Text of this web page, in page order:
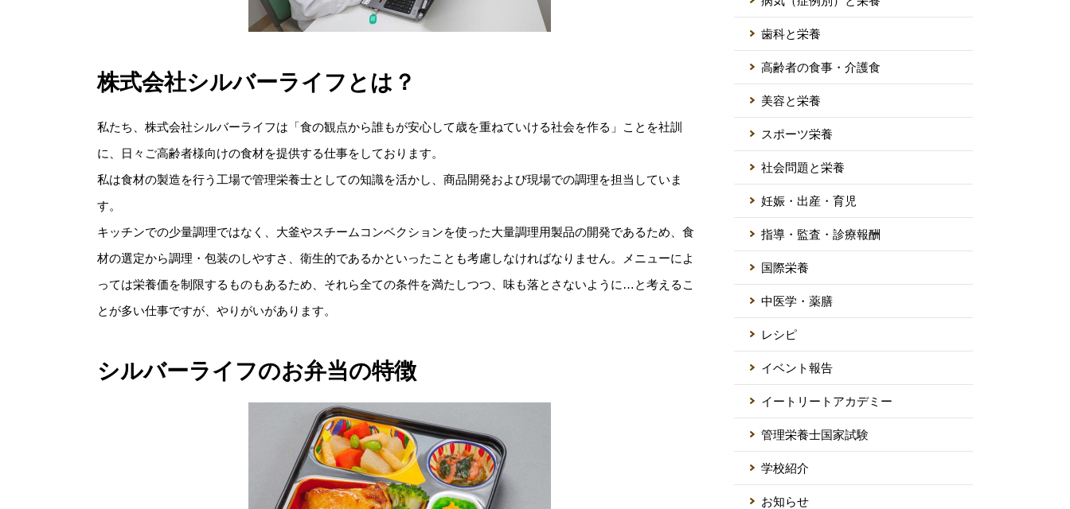
株式会社シルバーライフとは？
私たち、株式会社シルバーライフは「食の観点から誰もが安心して歳を重ねていける社会を作る」ことを社訓
に、日々ご高齢者様向けの食材を提供する仕事をしております。
私は食材の製造を行う工場で管理栄養士としての知識を活かし、商品開発および現場での調理を担当していま
す。
キッチンでの少量調理ではなく、大釜やスチームコンベクションを使った大量調理用製品の開発であるため、食
材の選定から調理・包装のしやすさ、衛生的であるかといったことも考慮しなければなりません。メニューによ
っては栄養価を制限するものもあるため、それら全ての条件を満たしつつ、味も落とさないように…と考えるこ
とが多い仕事ですが、やりがいがあります。
シルバーライフのお弁当の特徴
歯科と栄養
高齢者の食事・介護食
美容と栄養
スポーツ栄養
社会問題と栄養
妊娠・出産・育児
指導・監査・診療報酬
国際栄養
中医学・薬膳
レシピ
イベント報告
イートリートアカデミー
管理栄養士国家試験
学校紹介
お知らせ